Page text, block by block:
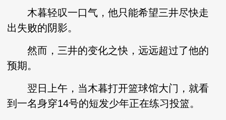
木暮轻叹一口气，他只能希望三井尽快走
出失败的阴影。
然而，三井的变化之快，远远超过了他的
预期。
翌日上午，当木暮打开篮球馆大门，就看
到一名身穿14号的短发少年正在练习投篮。